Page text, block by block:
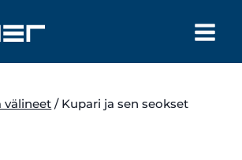
välineet / Kupari ja sen seokset